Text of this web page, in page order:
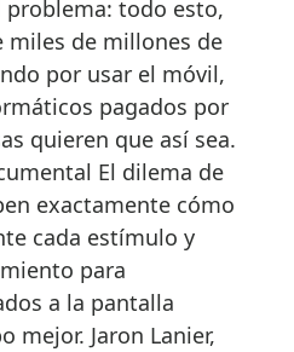
todo esto,
miles de millones de
por usar el móvil,
pagados por
quieren que así sea.
El dilema de
exactamente cómo
cada estímulo y
para
a la pantalla
mejor. Jaron Lanier,